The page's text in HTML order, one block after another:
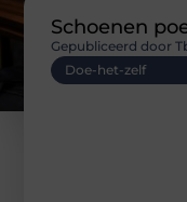
Schoenen
Doe-het-zelf
Gepubliceerd door